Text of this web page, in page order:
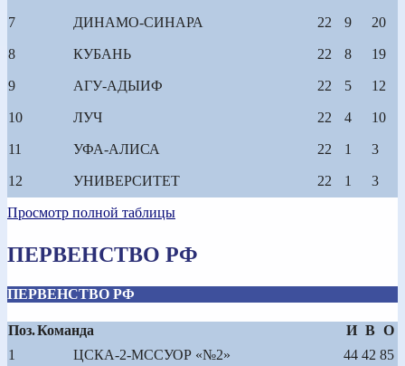
7 ДИНАМО-СИНАРА 22 9 20
8 КУБАНЬ 22 8 19
9 АГУ-АДЫИФ 22 5 12
10 ЛУЧ 22 4 10
11 УФА-АЛИСА 22 1 3
12 УНИВЕРСИТЕТ 22 1 3
Просмотр полной таблицы
ПЕРВЕНСТВО РФ
ПЕРВЕНСТВО РФ
Поз.Команда И В О
1
ЦСКА-2-МССУОР «№2» 44 42 85